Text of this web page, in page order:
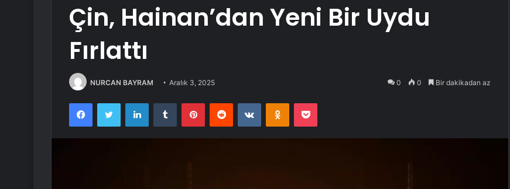
Çin, Hainan’dan Yeni Bir Uydu
Fırlattı
NURCAN BAYRAM Aralık 3, 2025 0 0 Bir dakikadan az
FacebookTwitter LinkedInTumblr PinterestReddit VKontakteOdnoklassniki
Pocket